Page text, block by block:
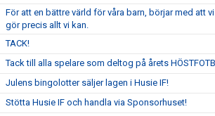
För att en bättre värld för våra barn, börjar med att
gör precis allt vi kan.
TACK!
Tack till alla spelare som deltog på årets
Julens bingolotter säljer lagen i Husie IF!
Stötta Husie IF och handla via Sponsorhuset!